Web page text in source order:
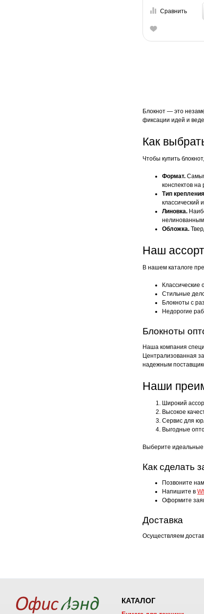
Сравнить
Блокнот — это
фиксации идей и
Как
Чтобы купить
Формат.
конспектов
Тип
классический
Линовка.
Обложка.
Наш
В нашем каталоге
Стильные
Блокноты с
Недорогие
Блокноты
Наша компания
Централизованная
надежным
Наши
Широкий
Высокое
Сервис для
Выгодные
Выберите
Как сделать
Позвоните
Напишите в
Оформите
Доставка
Осуществляем
КАТАЛОГ